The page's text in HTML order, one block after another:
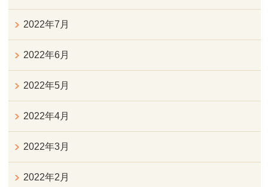
2022年7月
2022年6月
2022年5月
2022年4月
2022年3月
2022年2月